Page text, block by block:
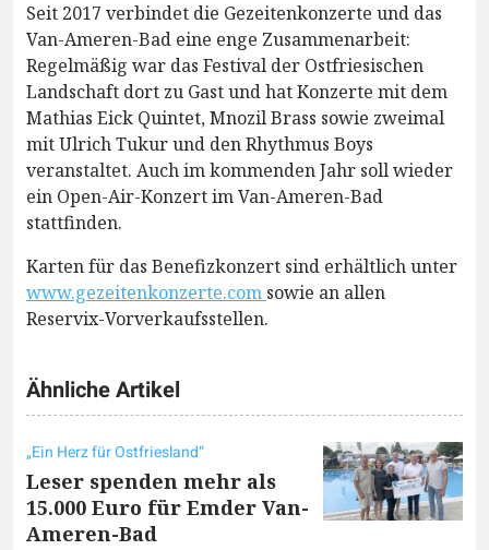
Seit 2017 verbindet die Gezeitenkonzerte und das
Van-Ameren-Bad eine enge Zusammenarbeit:
Regelmäßig war das Festival der Ostfriesischen
Landschaft dort zu Gast und hat Konzerte mit dem
Mathias Eick Quintet, Mnozil Brass sowie zweimal
mit Ulrich Tukur und den Rhythmus Boys
veranstaltet. Auch im kommenden Jahr soll wieder
ein Open-Air-Konzert im Van-Ameren-Bad
stattfinden.
Karten für das Benefizkonzert sind erhältlich unter
www.gezeitenkonzerte.com sowie an allen
Reservix-Vorverkaufsstellen.
Ähnliche Artikel
„Ein Herz für Ostfriesland“
Leser spenden mehr als
15.000 Euro für Emder Van-
Ameren-Bad